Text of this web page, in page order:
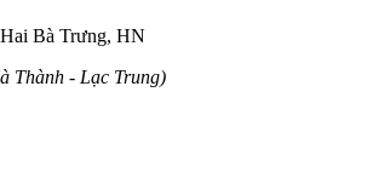
Bà Trưng, HN
Thành - Lạc Trung)